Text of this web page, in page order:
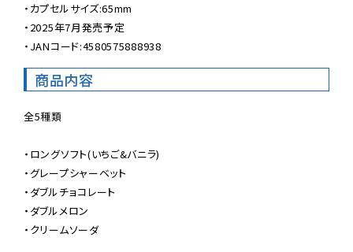
・カプセルサイズ:65mm
・2025年7月発売予定
・JANコード:4580575888938
商品内容
全5種類
・ロングソフト(いちご&バニラ)
・グレープシャーベット
・ダブルチョコレート
・ダブルメロン
・クリームソーダ